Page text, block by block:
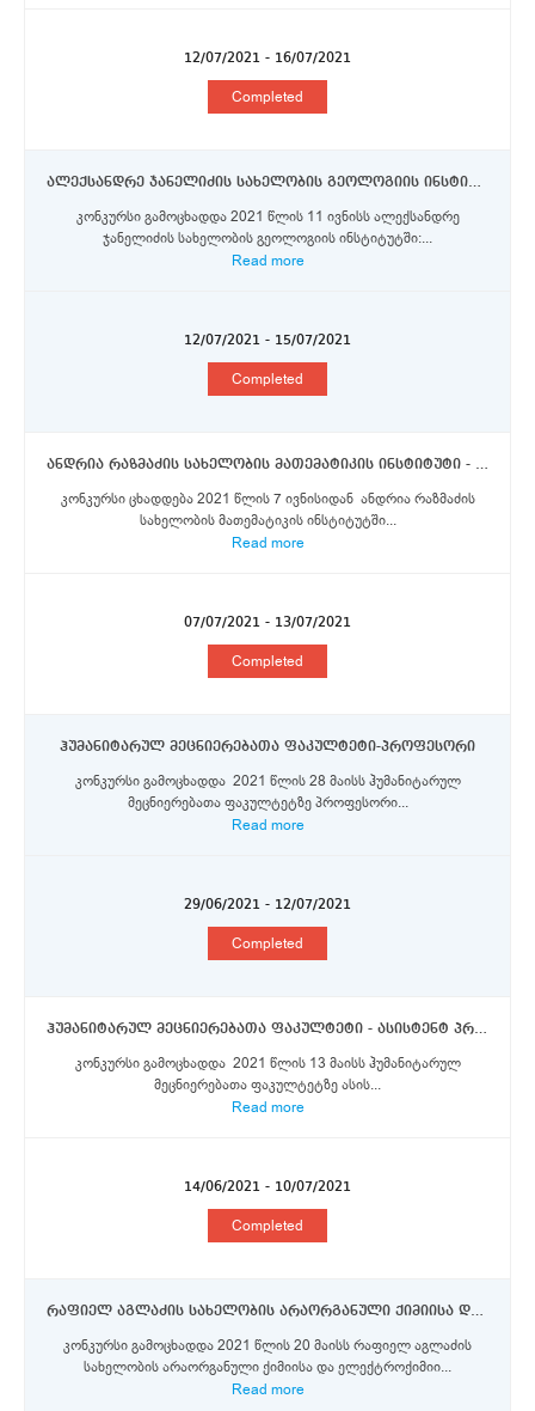
12/07/2021 - 16/07/2021
Completed
ალექსანდრე ჯანელიძის სახელობის გეოლოგიის ინსტიტუტი - უფროსი მეცნიერი თანამშრომელი, მეცნიერი თანამშრომელი
კონკურსი გამოცხადდა 2021 წლის 11 ივნისს ალექსანდრე
ჯანელიძის სახელობის გეოლოგიის ინსტიტუტში:...
Read more
12/07/2021 - 15/07/2021
Completed
ანდრია რაზმაძის სახელობის მათემატიკის ინსტიტუტი - უფროსი მეცნიერი თანამშრომელი
კონკურსი ცხადდება 2021 წლის 7 ივნისიდან ანდრია რაზმაძის
სახელობის მათემატიკის ინსტიტუტში...
Read more
07/07/2021 - 13/07/2021
Completed
ჰუმანიტარულ მეცნიერებათა ფაკულტეტი-პროფესორი
კონკურსი გამოცხადდა 2021 წლის 28 მაისს ჰუმანიტარულ
მეცნიერებათა ფაკულტეტზე პროფესორი...
Read more
29/06/2021 - 12/07/2021
Completed
ჰუმანიტარულ მეცნიერებათა ფაკულტეტი - ასისტენტ პროფესორი
კონკურსი გამოცხადდა 2021 წლის 13 მაისს ჰუმანიტარულ
მეცნიერებათა ფაკულტეტზე ასის...
Read more
14/06/2021 - 10/07/2021
Completed
რაფიელ აგლაძის სახელობის არაორგანული ქიმიისა და ელექტროქიმიის ინსტიტუტი - უფროსი მეცნიერი თანამშრომელი, მეცნიერი თანამშრომელი
კონკურსი გამოცხადდა 2021 წლის 20 მაისს რაფიელ აგლაძის
სახელობის არაორგანული ქიმიისა და ელექტროქიმიი...
Read more